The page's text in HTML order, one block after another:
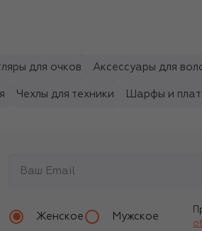
для очков Аксессуары для
Чехлы для техники Шарфы и
Женское Мужское